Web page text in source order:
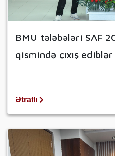
BMU tələbələri SAF
qismində çıxış ediblər
Ətraflı